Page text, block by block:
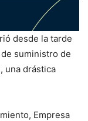
desde la tarde
suministro de
una drástica
Empresa